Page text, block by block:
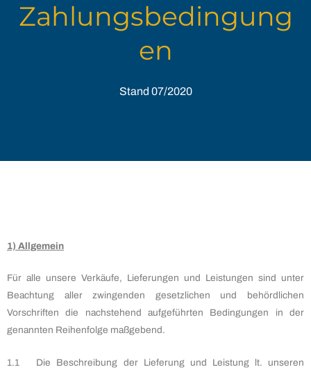
Zahlungsbedingung
en
Stand 07/2020
1) Allgemein
Für alle unsere Verkäufe, Lieferungen und Leistungen sind unter
Beachtung aller zwingenden gesetzlichen und behördlichen
Vorschriften die nachstehend aufgeführten Bedingungen in der
genannten Reihenfolge maßgebend.
1.1 Die Beschreibung der Lieferung und Leistung lt. unseren